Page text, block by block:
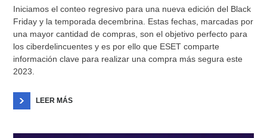
Iniciamos el conteo regresivo para una nueva edición del Black
Friday y la temporada decembrina. Estas fechas, marcadas por
una mayor cantidad de compras, son el objetivo perfecto para
los ciberdelincuentes y es por ello que ESET comparte
información clave para realizar una compra más segura este
2023.
LEER MÁS